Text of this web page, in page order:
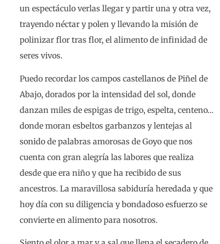
un espectáculo verlas llegar y partir una y otra vez,
trayendo néctar y polen y llevando la misión de
polinizar flor tras flor, el alimento de infinidad de
seres vivos.
Puedo recordar los campos castellanos de Piñel de
Abajo, dorados por la intensidad del sol, donde
danzan miles de espigas de trigo, espelta, centeno…
donde moran esbeltos garbanzos y lentejas al
sonido de palabras amorosas de Goyo que nos
cuenta con gran alegría las labores que realiza
desde que era niño y que ha recibido de sus
ancestros. La maravillosa sabiduría heredada y que
hoy día con su diligencia y bondadoso esfuerzo se
convierte en alimento para nosotros.